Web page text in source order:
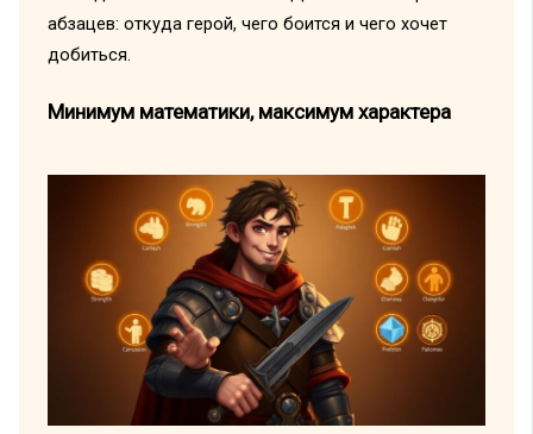
абзацев: откуда герой, чего боится и чего хочет
добиться.
Минимум математики, максимум характера